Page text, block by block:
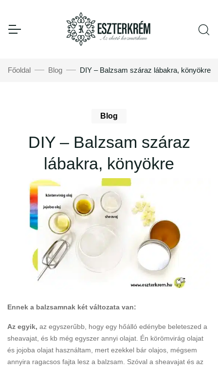
Főoldal Blog DIY – Balzsam száraz lábakra, könyökre
Blog
DIY – Balzsam száraz
lábakra, könyökre
Ennek a balzsamnak két változata van:
Az egyik, az egyszerűbb, hogy egy hőálló edénybe beleteszed a
sheavajat, és kb még egyszer annyi olajat. Én körömvirág olajat
és jojoba olajat használtam, mert ezekkel bár olajos, mégsem
annyira ragacsos fajta lesz a balzsam. Szóval a sheavajat és az